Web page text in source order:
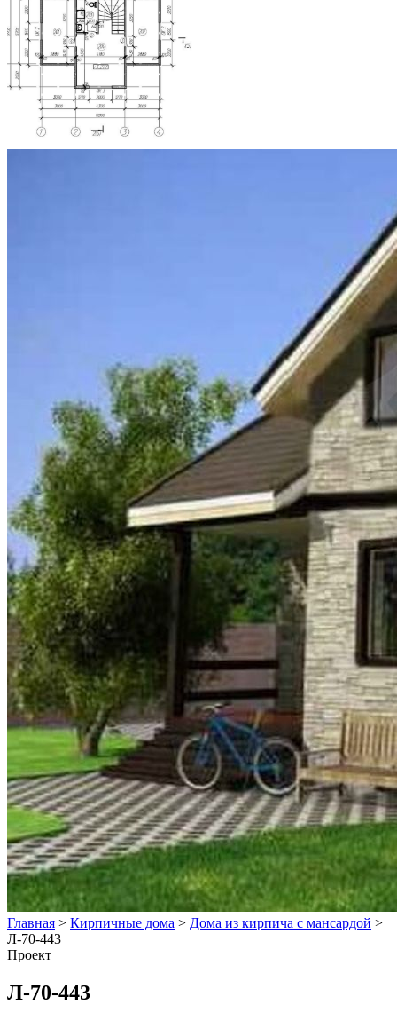
Главная > Кирпичные дома > Дома из кирпича с мансардой >
Л-70-443
Проект
Л-70-443